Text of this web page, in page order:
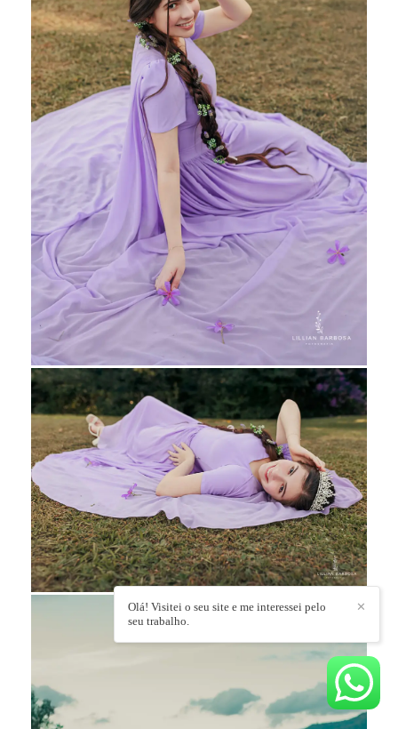
✕
Olá! Visitei o seu site e me interessei pelo
seu trabalho.